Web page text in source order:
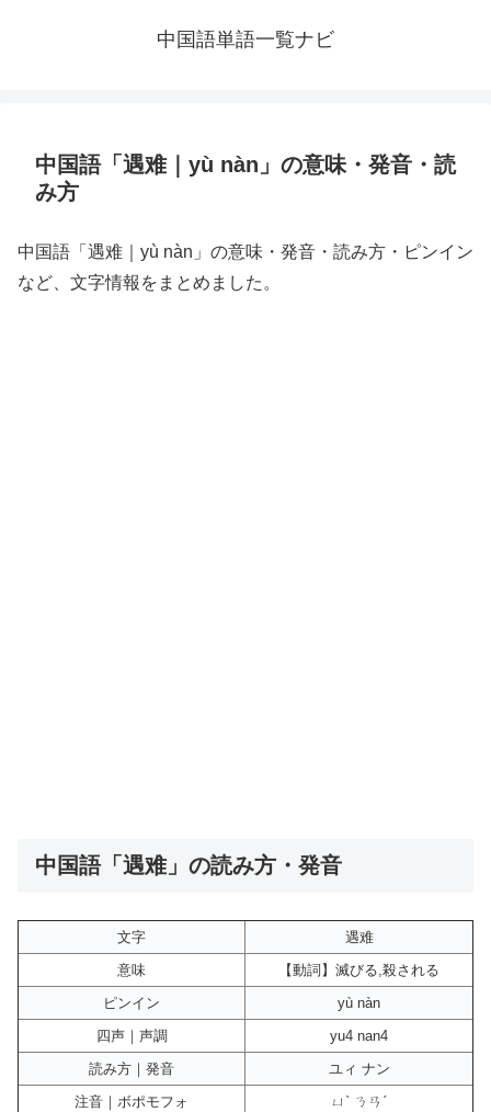
中国語単語一覧ナビ
中国語「遇难｜yù nàn」の意味・発音・読
み方
中国語「遇难｜yù nàn」の意味・発音・読み方・ピンイン
など、文字情報をまとめました。
中国語「遇难」の読み方・発音
文字
遇难
意味
【動詞】滅びる,殺される
ピンイン
yù nàn
四声｜声調
yu4 nan4
読み方｜発音
ユィ ナン
注音｜ボポモフォ
ㄩˋ ㄋㄢˊ